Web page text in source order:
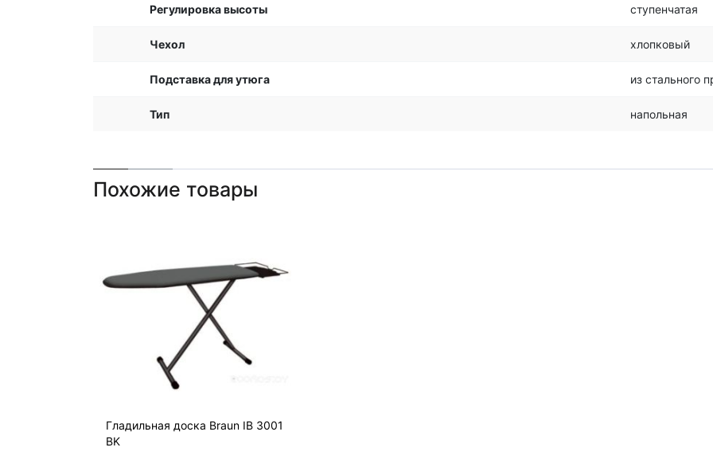
Регулировка высоты ступенчатая
Чехол хлопковый
Подставка для утюга из стального
Тип напольная
Похожие товары
Гладильная доска Braun IB 3001
BK